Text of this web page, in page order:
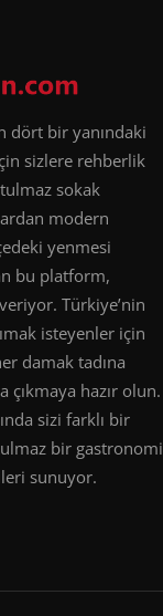
dört bir yanındaki
sizlere rehberlik
sokak
modern
yenmesi
bu platform,
Türkiye’nin
isteyenler için
damak tadına
hazır olun.
sizi farklı bir
bir gastronomi
sunuyor.